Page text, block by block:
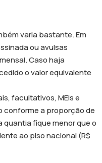
varia bastante. Em
ou avulsas
Caso haja
o valor equivalente
facultativos, MEIs e
conforme a proporção de
quantia fique menor que o
ao piso nacional (R$